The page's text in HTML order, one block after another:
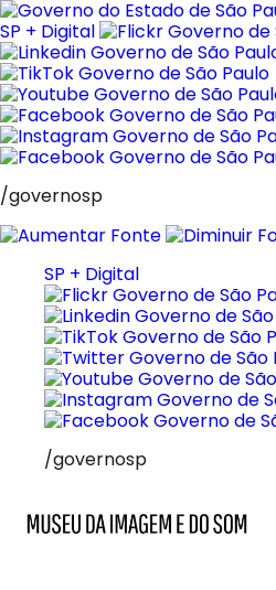
Pular
para
o
conteúdo
SP + Digital
/governosp
SP + Digital
/governosp